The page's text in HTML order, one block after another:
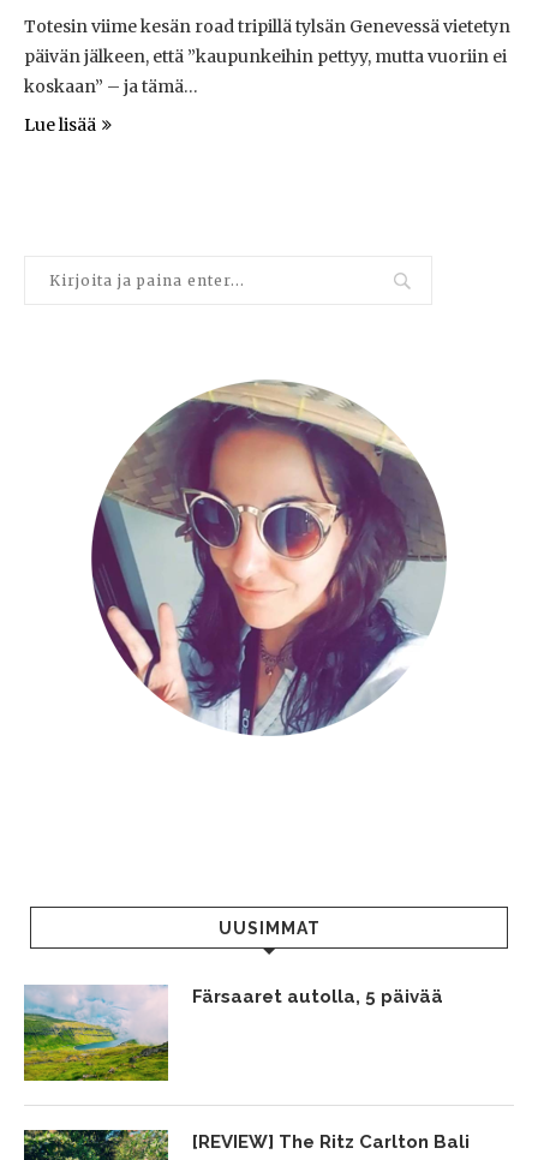
Totesin viime kesän road tripillä tylsän Genevessä vietetyn
päivän jälkeen, että ”kaupunkeihin pettyy, mutta vuoriin ei
koskaan” – ja tämä…
Lue lisää
UUSIMMAT
Färsaaret autolla, 5 päivää
[REVIEW] The Ritz Carlton Bali